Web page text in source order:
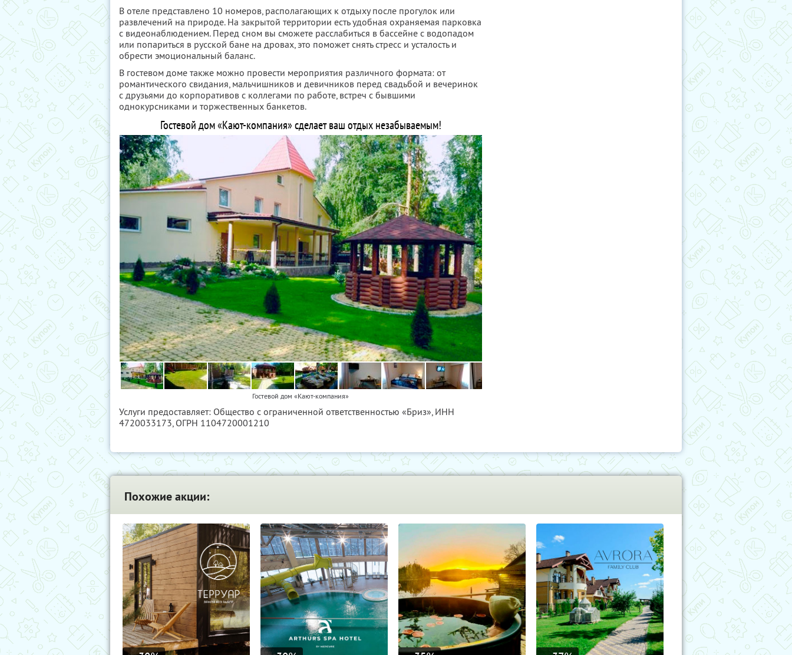
В отеле представлено 10 номеров, располагающих к отдыху после прогулок или
развлечений на природе. На закрытой территории есть удобная охраняемая парковка
с видеонаблюдением. Перед сном вы сможете расслабиться в бассейне с водопадом
или попариться в русской бане на дровах, это поможет снять стресс и усталость и
обрести эмоциональный баланс.
В гостевом доме также можно провести мероприятия различного формата: от
романтического свидания, мальчишников и девичников перед свадьбой и вечеринок
с друзьями до корпоративов с коллегами по работе, встреч с бывшими
однокурсниками и торжественных банкетов.
Гостевой дом «Кают-компания» сделает ваш отдых незабываемым!
Гостевой дом «Кают-компания»
Услуги предоставляет: Общество с ограниченной ответственностью «Бриз», ИНН
4720033173, ОГРН 1104720001210
Похожие акции: